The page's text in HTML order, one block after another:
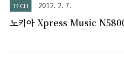
TECH 2012. 2. 7.
노키아 Xpress Music